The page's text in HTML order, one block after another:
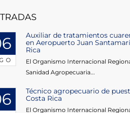
Auxiliar de tratamientos
en Aeropuerto Juan
Rica
El Organismo Internacional
Sanidad Agropecuaria...
Técnico agropecuario de
Costa Rica
El Organismo Internacional